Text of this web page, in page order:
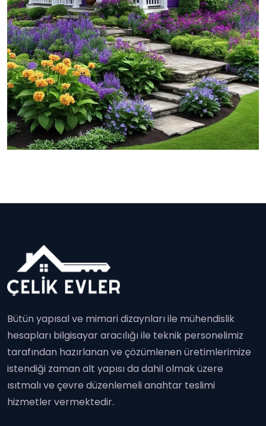
Bütün yapısal ve mimari dizaynları ile mühendislik
hesapları bilgisayar aracılığı ile teknik personelimiz
tarafından hazırlanan ve çözümlenen üretimlerimize
istendiği zaman alt yapısı da dahil olmak üzere
ısıtmalı ve çevre düzenlemeli anahtar teslimi
hizmetler vermektedir.